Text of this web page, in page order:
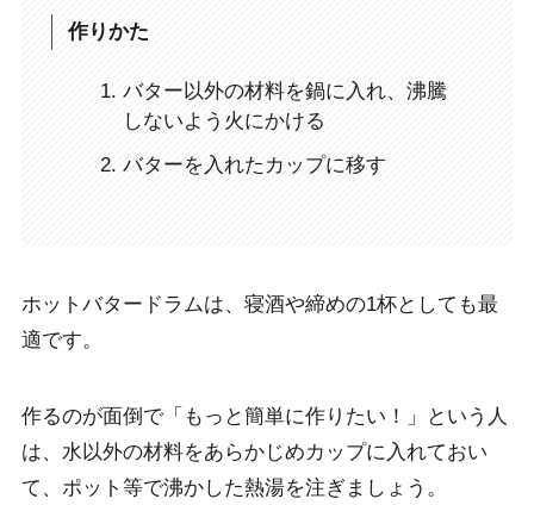
作りかた
バター以外の材料を鍋に入れ、沸騰
しないよう火にかける
バターを入れたカップに移す
ホットバタードラムは、 寝酒や締めの1杯としても最
適です。
作るのが面倒で「もっと簡単に作りたい！」という人
は、水以外の材料をあらかじめカップに入れておい
て、ポット等で沸かした熱湯を注ぎましょう。